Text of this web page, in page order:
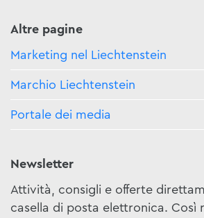
Altre pagine
Marketing nel Liechtenstein
Marchio Liechtenstein
Portale dei media
Newsletter
Attività, consigli e offerte
casella di posta elettronica. Così